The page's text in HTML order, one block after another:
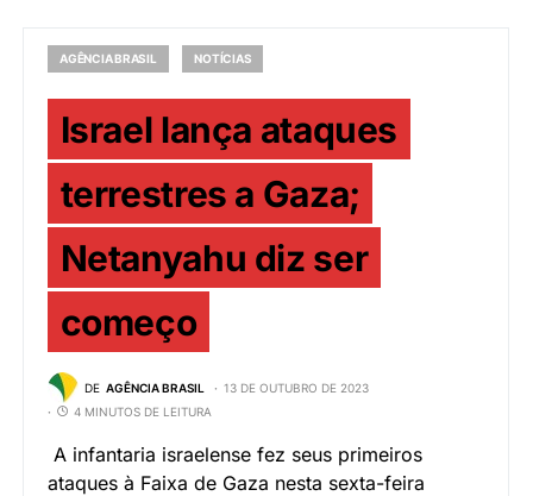
AGÊNCIA BRASIL NOTÍCIAS
Israel lança ataques
terrestres a Gaza;
Netanyahu diz ser
começo
DE AGÊNCIA BRASIL
13 DE OUTUBRO DE 2023
4 MINUTOS DE LEITURA
A infantaria israelense fez seus primeiros
ataques à Faixa de Gaza nesta sexta-feira